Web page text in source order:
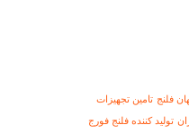
فلنج تامین تجهیزات
تولید کننده فلنج فورج